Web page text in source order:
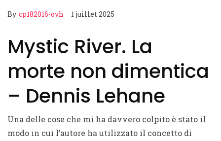
By cp182016-ovh 1 juillet 2025
Mystic River. La
morte non dimentica
– Dennis Lehane
Una delle cose che mi ha davvero colpito è stato il
modo in cui l’autore ha utilizzato il concetto di